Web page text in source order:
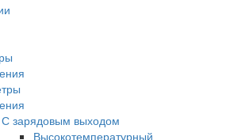
С зарядовым выходом
Высокотемпературный